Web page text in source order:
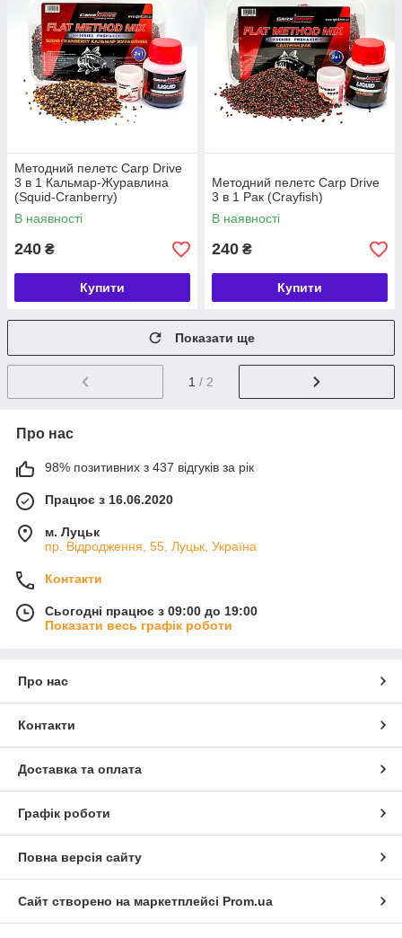
Методний пелетс Carp Drive
3 в 1 Кальмар-Журавлина
(Squid-Cranberry)
В наявності
240 ₴
Купити
Методний пелетс Carp Drive
3 в 1 Рак (Crayfish)
В наявності
240 ₴
Купити
Показати ще
1 / 2
Про нас
98% позитивних з 437 відгуків за рік
Працює з 16.06.2020
м. Луцьк
пр. Відродження, 55, Луцьк, Україна
Контакти
Сьогодні працює з 09:00 до 19:00
Показати весь графік роботи
Про нас
Контакти
Доставка та оплата
Графік роботи
Повна версія сайту
Сайт створено на маркетплейсі Prom.ua